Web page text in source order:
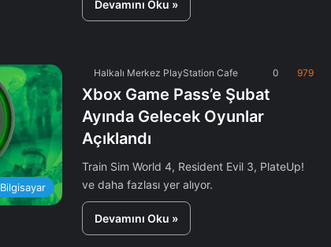
Devamını Oku »
Bilgisayar
Halkalı Merkez PlayStation Cafe 0 979
Xbox Game Pass’e Şubat
Ayında Gelecek Oyunlar
Açıklandı
Train Sim World 4, Resident Evil 3, PlateUp!
ve daha fazlası yer alıyor.
Devamını Oku »